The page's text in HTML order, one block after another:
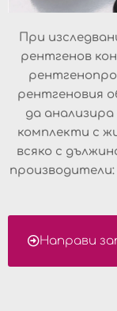
При
рентгенов
рентгеновия
да
комплекти с
всяко с
производители:
Направи